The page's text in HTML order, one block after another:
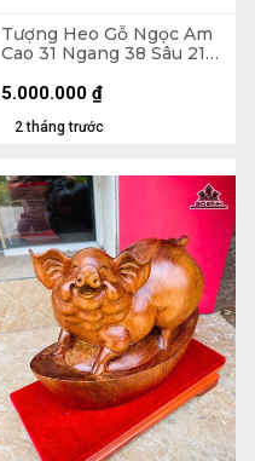
Tượng Heo Gỗ Ngọc Am
Cao 31 Ngang 38 Sâu 21
2 tháng trước
5.000.000 ₫